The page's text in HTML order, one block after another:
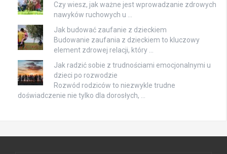
Czy wiesz, jak ważne jest wprowadzanie zdrowych
nawyków ruchowych u …
Jak budować zaufanie z dzieckiem
Budowanie zaufania z dzieckiem to kluczowy
element zdrowej relacji, który …
Jak radzić sobie z trudnościami emocjonalnymi u
dzieci po rozwodzie
Rozwód rodziców to niezwykle trudne
doświadczenie nie tylko dla dorosłych, …